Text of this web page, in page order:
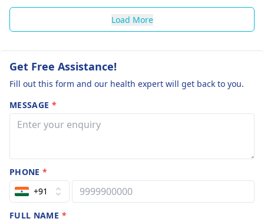
Load More
Get Free Assistance!
Fill out this form and our health expert will get back to you.
MESSAGE *
PHONE*
+91
FULL NAME *